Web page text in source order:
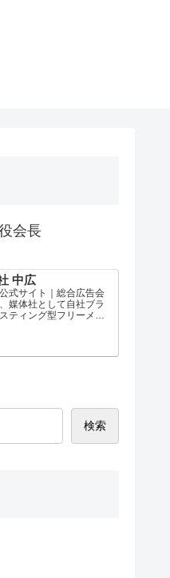
会長
中広
公式サイト｜総合広告会
媒体社として自社ブラ
ティング型フリーメデ
検索